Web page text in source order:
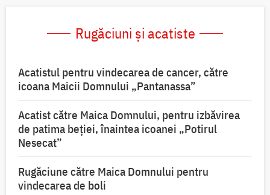
Rugăciuni și acatiste
Acatistul pentru vindecarea de cancer, către
icoana Maicii Domnului „Pantanassa”
Acatist către Maica Domnului, pentru izbăvirea
de patima beției, înaintea icoanei „Potirul
Nesecat”
Rugăciune către Maica Domnului pentru
vindecarea de boli